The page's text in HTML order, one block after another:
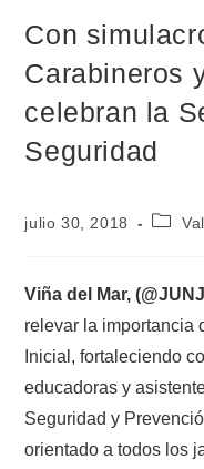
Con
Carabineros
celebran la
Seguridad
julio 30, 2018
Viña del Mar,
relevar la importancia
Inicial, fortaleciendo
educadoras y
Seguridad y
orientado a todos los